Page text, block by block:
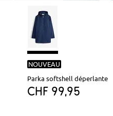
NOUVEAU
Parka softshell déperlante
CHF 99,95